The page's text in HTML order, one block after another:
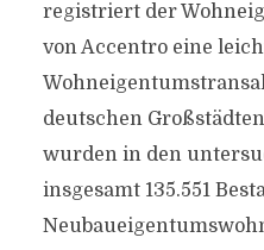
registriert der
von Accentro eine
deutschen
wurden in den
insgesamt 135.551